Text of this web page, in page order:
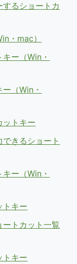
るショートカ
・mac）
ー（Win・
（Win・
ットキー
きるショート
ー（Win・
トキー
トカット一覧
トキー